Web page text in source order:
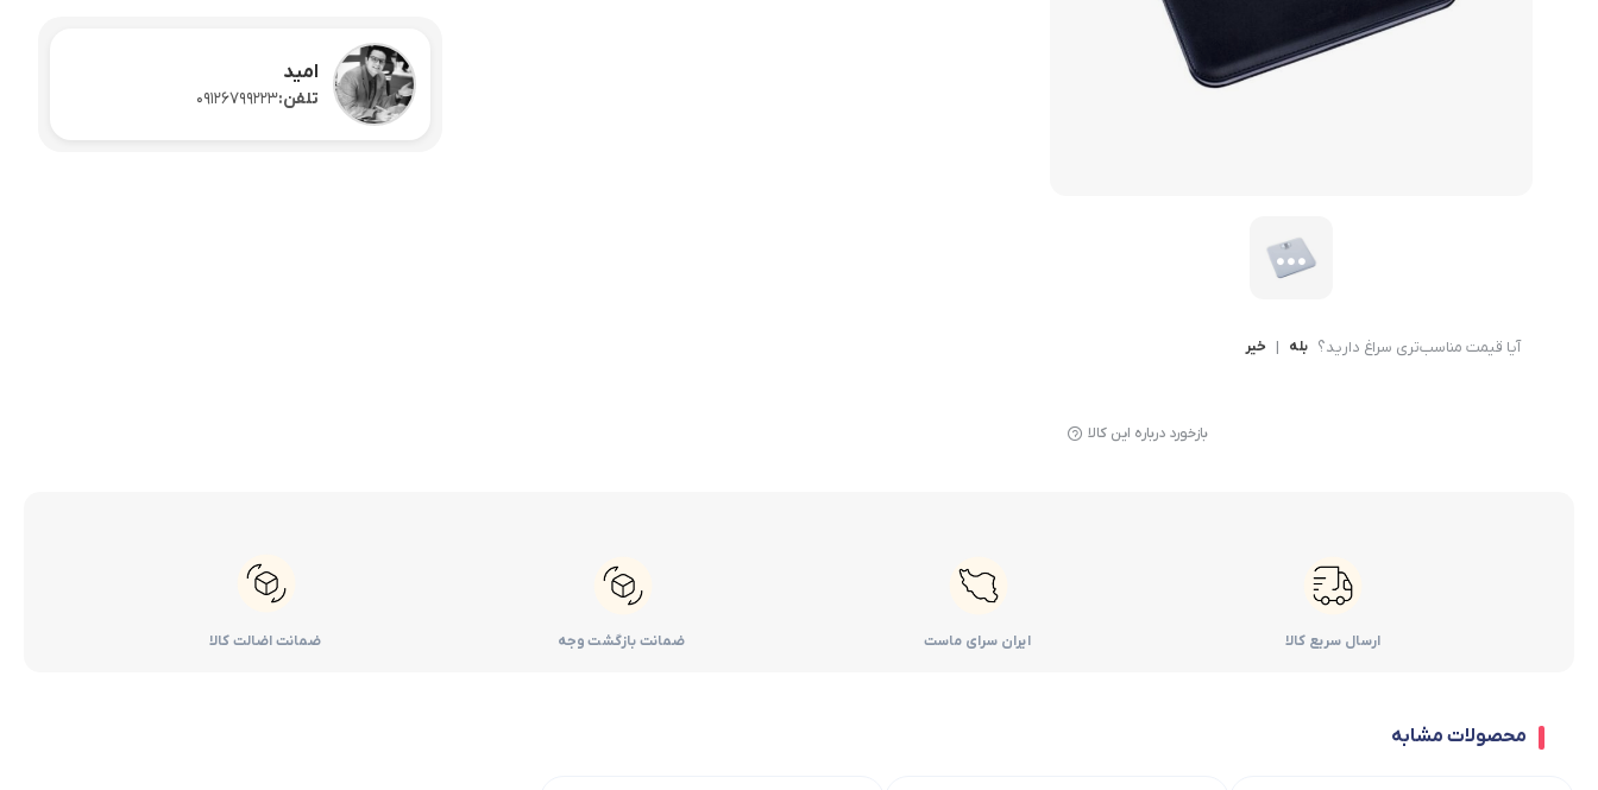
آیا قیمت مناسب‌تری سراغ دارید؟ بله | خیر
بازخورد درباره این کالا
امید
تلفن:09126799223
ارسال سریع کالا ایران سرای ماست ضمانت بازگشت وجه ضمانت اضالت کالا
محصولات مشابه